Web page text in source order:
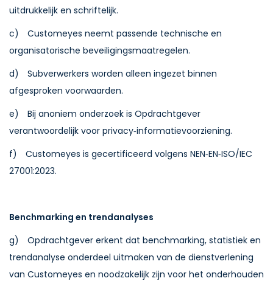
uitdrukkelijk en schriftelijk.
c) Customeyes neemt passende technische en
organisatorische beveiligingsmaatregelen.
d) Subverwerkers worden alleen ingezet binnen
afgesproken voorwaarden.
e) Bij anoniem onderzoek is Opdrachtgever
verantwoordelijk voor privacy‑informatievoorziening.
f) Customeyes is gecertificeerd volgens NEN‑EN‑ISO/IEC
27001:2023.
Benchmarking en trendanalyses
g) Opdrachtgever erkent dat benchmarking, statistiek en
trendanalyse onderdeel uitmaken van de dienstverlening
van Customeyes en noodzakelijk zijn voor het onderhouden